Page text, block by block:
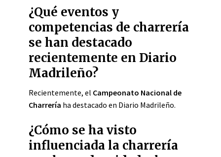
¿Qué eventos y
competencias de charrería
se han destacado
recientemente en Diario
Madrileño?
Recientemente, el Campeonato Nacional de
Charrería ha destacado en Diario Madrileño.
¿Cómo se ha visto
influenciada la charrería